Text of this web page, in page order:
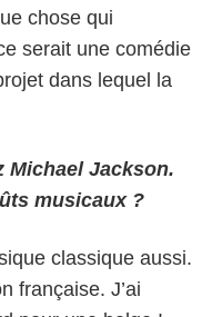
chose qui
serait une comédie
dans lequel la
Michael Jackson.
musicaux ?
classique aussi.
française. J’ai